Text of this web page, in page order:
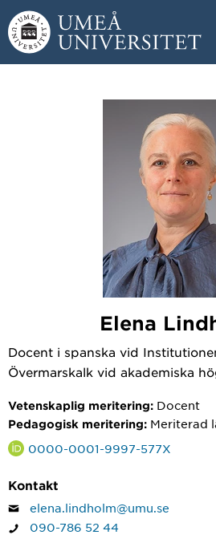
Hoppa direkt till innehållet
Elena
Docent i spanska vid
Övermarskalk vid akademiska
Vetenskaplig meritering: Docent
Pedagogisk meritering: Meriterad
0000-0001-9997-577X
Kontakt
elena.lindholm@umu.se
090-786 52 44